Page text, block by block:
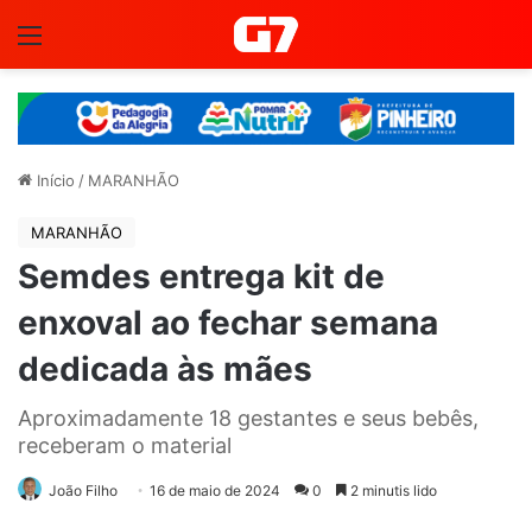
Início / MARANHÃO
MARANHÃO
Semdes entrega kit de
enxoval ao fechar semana
dedicada às mães
Aproximadamente 18 gestantes e seus bebês,
receberam o material
João Filho 16 de maio de 2024 0 2 minutis lido